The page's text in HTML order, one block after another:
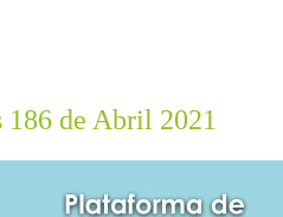
de Abril 2021